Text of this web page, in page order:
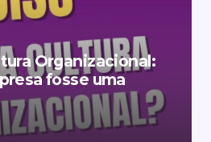
Organizacional:
fosse uma